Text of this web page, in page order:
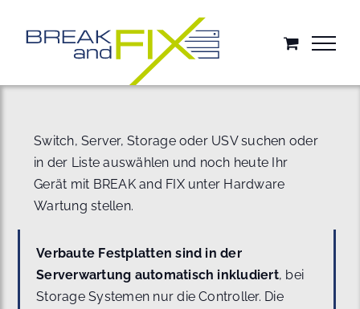
springen
Switch, Server, Storage oder USV suchen oder
in der Liste auswählen und noch heute Ihr
Gerät mit BREAK and FIX unter Hardware
Wartung stellen.
Verbaute Festplatten sind in der
Serverwartung automatisch inkludiert, bei
Storage Systemen nur die Controller. Die